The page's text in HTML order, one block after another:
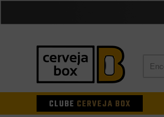
CLUBE CERVEJA BOX